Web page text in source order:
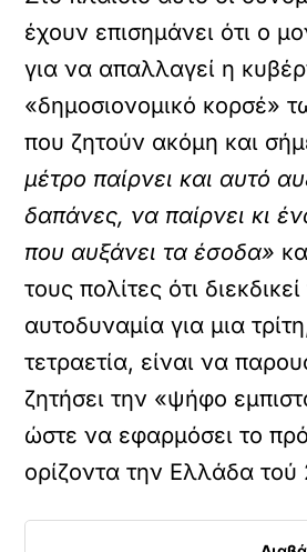
έχουν επισημάνει ότι ο
για να απαλλαγεί η
«δημοσιονομικό κορσέ»
που ζητούν ακόμη και
μέτρο παίρνει και αυτό
δαπάνες, να παίρνει κι
που αυξάνει τα έσοδα»
τους πολίτες ότι
αυτοδυναμία για μια
τετραετία, είναι να
ζητήσει την «ψήφο
ώστε να εφαρμόσει το
ορίζοντα την Ελλάδα τού